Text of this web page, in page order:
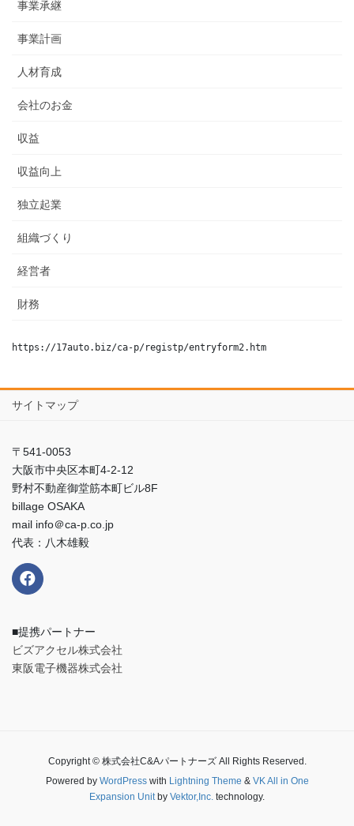
事業承継
事業計画
人材育成
会社のお金
収益
収益向上
独立起業
組織づくり
経営者
財務
https://17auto.biz/ca-p/registp/entryform2.htm
サイトマップ
〒541-0053
大阪市中央区本町4-2-12
野村不動産御堂筋本町ビル8F
billage OSAKA
mail info＠ca-p.co.jp
代表：八木雄毅
■提携パートナー
ビズアクセル株式会社
東阪電子機器株式会社
Copyright © 株式会社C&Aパートナーズ All Rights Reserved.
Powered by WordPresswith Lightning Theme & VK All in One
Expansion Unitby Vektor,Inc. technology.